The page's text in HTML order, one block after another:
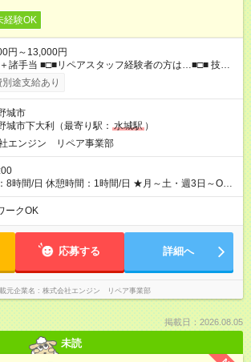
経験OK
円～13,000円
ッフ経験者の方は…■□■ 技術
に日給を決定します！ ・現場数に応じて『日給が1.2
その他手当により『1.5倍』になることも…！ ・その他
支給 ◆残業手当あり ◆子供手当あり ◆宿泊手当あり
泊を伴う現場の場合 ◆先輩スタッフの給与例
・週5日勤務Aさん ＞＞日給10，000円
万円＋諸手当 【試用期間】試用期間あり 試
さ：6ヶ月 ※ 雇用形態と給与に、本採用時と異なる部
す。 雇用形態：本採用時と同じです。 給与：日
目から日給10，000円～ となります。
::::: ::::::
途支給あり
城市
城市下大利（最寄り駅： 水城駅 ）
エンジン リペア事業部
8時間/日 休憩時間：1時間/日 ★月～土・週3日～OK
入れる方大歓迎！※日時相談OK ★時期により連休取
＼毎月希望シフト提出で働きやすい！／ 毎月20日ま
ークOK
応募する 詳細へ
元企業名 株式会社エンジン リペア事業部
掲載日：2026.08.05
未読